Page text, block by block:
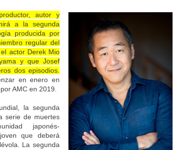
autor y
a la segunda
producida por
regular del
actor Derek Mio
y que Josef
dos episodios.
en enero en
AMC en 2019.
la segunda
serie de muertes
japonés-
que deberá
La segunda